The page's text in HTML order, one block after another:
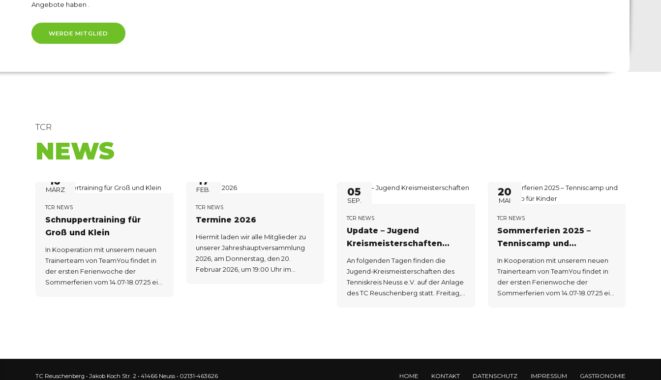
Angebote haben .
WERDE MITGLIED
TCR
NEWS
16
MÄRZ
TCR NEWS
Schnuppertraining für
Groß und Klein
In Kooperation mit unserem neuen
Trainerteam von TeamYou findet in
der ersten Ferienwoche der
Sommerferien vom 14.07-18.07.25 ein
Grillen und vorher wird es für die Kids
17
FEB.
TCR NEWS
Termine 2026
Hiermit laden wir alle Mitglieder zu
unserer Jahreshauptversammlung
2026, am Donnerstag, den 20.
Februar 2026, um 19:00 Uhr im
05
SEP.
TCR NEWS
Update – Jugend
Kreismeisterschaften
2025
An folgenden Tagen finden die
Jugend-Kreismeisterschaften des
Tenniskreis Neuss e.V. auf der Anlage
des TC Reuschenberg statt. Freitag,
Sonntag, 14.09.2025 ab 10:00 Uhr Für
20
MAI
TCR NEWS
Sommerferien 2025 –
Tenniscamp und
Sportcamp für Kinder
In Kooperation mit unserem neuen
Trainerteam von TeamYou findet in
der ersten Ferienwoche der
Sommerferien vom 14.07-18.07.25 ein
werden wir zum Abschluss um 13 Uhr
TC Reuschenberg • Jakob Koch Str. 2 • 41466 Neuss • 02131-463626 HOME KONTAKT DATENSCHUTZ IMPRESSUM GASTRONOMIE